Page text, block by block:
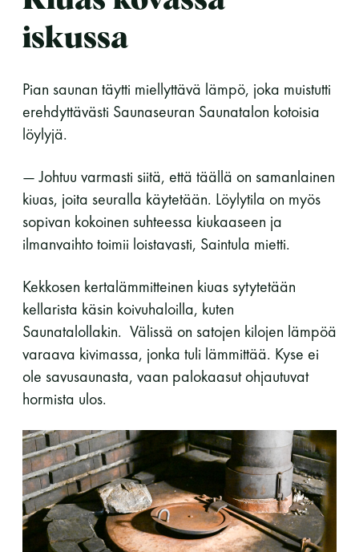
iskussa
Pian saunan täytti miellyttävä lämpö, joka muistutti
erehdyttävästi Saunaseuran Saunatalon kotoisia
löylyjä.
— Johtuu varmasti siitä, että täällä on samanlainen
kiuas, joita seuralla käytetään. Löylytila on myös
sopivan kokoinen suhteessa kiukaaseen ja
ilmanvaihto toimii loistavasti, Saintula mietti.
Kekkosen kertalämmitteinen kiuas sytytetään
kellarista käsin koivuhaloilla, kuten
Saunatalollakin. Välissä on satojen kilojen lämpöä
varaava kivimassa, jonka tuli lämmittää. Kyse ei
ole savusaunasta, vaan palokaasut ohjautuvat
hormista ulos.